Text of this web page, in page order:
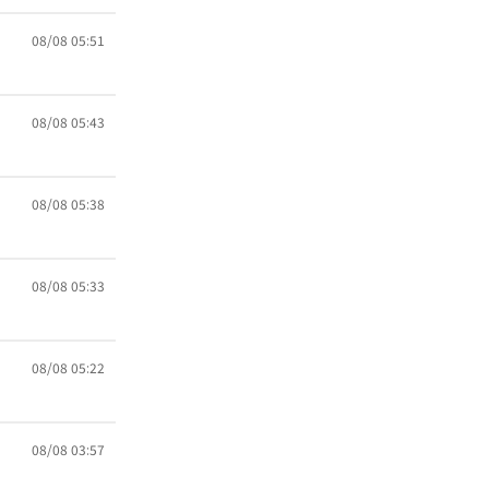
08/08 05:51
08/08 05:43
08/08 05:38
08/08 05:33
08/08 05:22
08/08 03:57